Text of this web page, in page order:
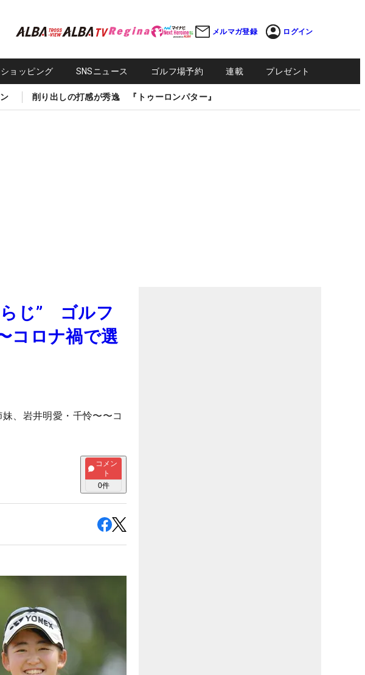
メルマガ登録 ログイン
ショッピング SNSニュース ゴルフ場予約 連載 プレゼント
削り出しの打感が秀逸 『トゥーロンパター』
らじ” ゴルフ
コロナ禍で選
、岩井明愛・千怜〜〜コ
コメン
ト
0件